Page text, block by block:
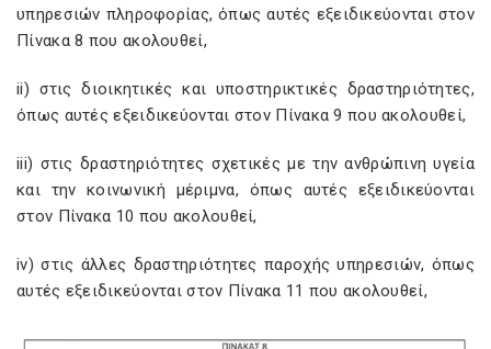
υπηρεσιών πληροφορίας, όπως αυτές εξειδικεύονται στον
Πίνακα 8 που ακολουθεί,
ii) στις διοικητικές και υποστηρικτικές δραστηριότητες,
όπως αυτές εξειδικεύονται στον Πίνακα 9 που ακολουθεί,
iii) στις δραστηριότητες σχετικές με την ανθρώπινη υγεία
και την κοινωνική μέριμνα, όπως αυτές εξειδικεύονται
στον Πίνακα 10 που ακολουθεί,
iv) στις άλλες δραστηριότητες παροχής υπηρεσιών, όπως
αυτές εξειδικεύονται στον Πίνακα 11 που ακολουθεί,